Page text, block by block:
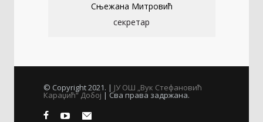
Сњежана Митровић
секретар
© Copyright 2021. | ЈУ ОШ „Вук Стефановић
Караџић“ Добој | Сва права задржана.